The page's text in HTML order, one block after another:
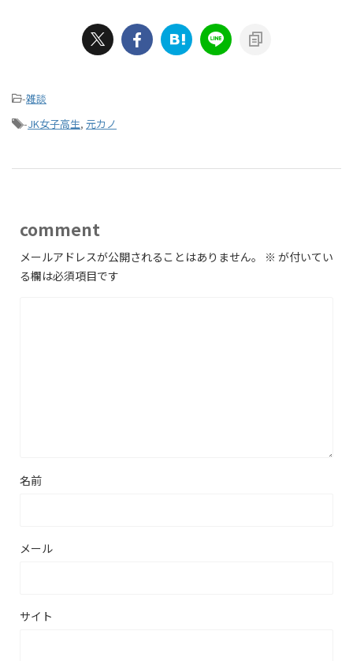
-雑談
-JK女子高生, 元カノ
comment
メールアドレスが公開されることはありません。 ※ が付いてい
る欄は必須項目です
名前
メール
サイト